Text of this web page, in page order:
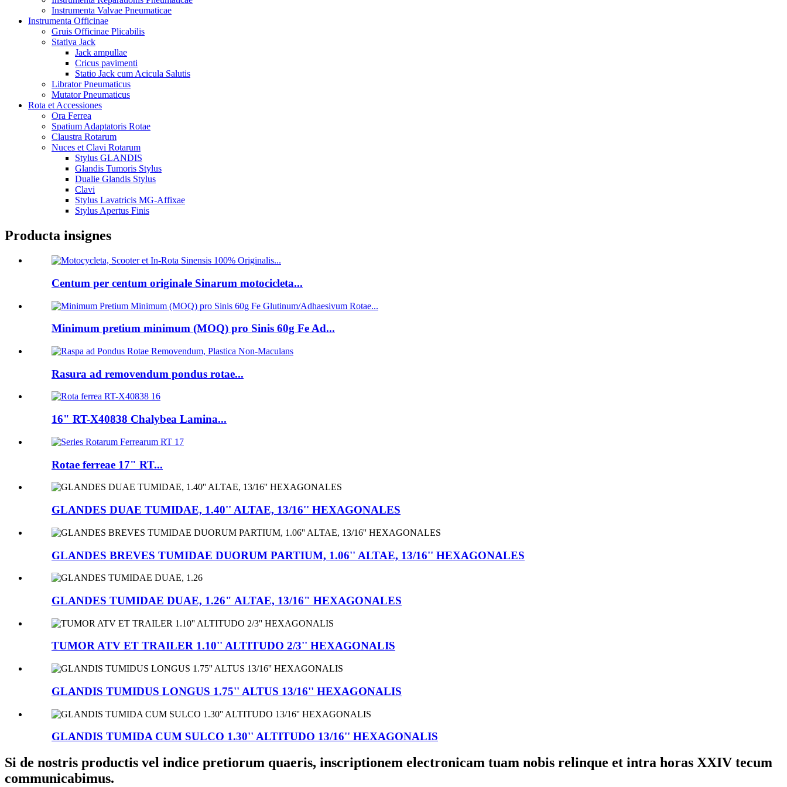
Instrumenta Valvae Pneumaticae
Instrumenta Officinae
Gruis Officinae Plicabilis
Stativa Jack
Jack ampullae
Cricus pavimenti
Statio Jack cum Acicula Salutis
Librator Pneumaticus
Mutator Pneumaticus
Rota et Accessiones
Ora Ferrea
Spatium Adaptatoris Rotae
Claustra Rotarum
Nuces et Clavi Rotarum
Stylus GLANDIS
Glandis Tumoris Stylus
Dualie Glandis Stylus
Clavi
Stylus Lavatricis MG-Affixae
Stylus Apertus Finis
Producta insignes
Centum per centum originale Sinarum motocicleta...
Minimum pretium minimum (MOQ) pro Sinis 60g Fe Ad...
Rasura ad removendum pondus rotae...
16" RT-X40838 Chalybea Lamina...
Rotae ferreae 17" RT...
GLANDES DUAE TUMIDAE, 1.40'' ALTAE, 13/16'' HEXAGONALES
GLANDES BREVES TUMIDAE DUORUM PARTIUM, 1.06'' ALTAE, 13/16'' HEXAGONALES
GLANDES TUMIDAE DUAE, 1.26" ALTAE, 13/16" HEXAGONALES
TUMOR ATV ET TRAILER 1.10'' ALTITUDO 2/3'' HEXAGONALIS
GLANDIS TUMIDUS LONGUS 1.75'' ALTUS 13/16'' HEXAGONALIS
GLANDIS TUMIDA CUM SULCO 1.30'' ALTITUDO 13/16'' HEXAGONALIS
Si de nostris productis vel indice pretiorum quaeris, inscriptionem electronicam tuam nobis relinque et intra horas XXIV tecum
communicabimus.